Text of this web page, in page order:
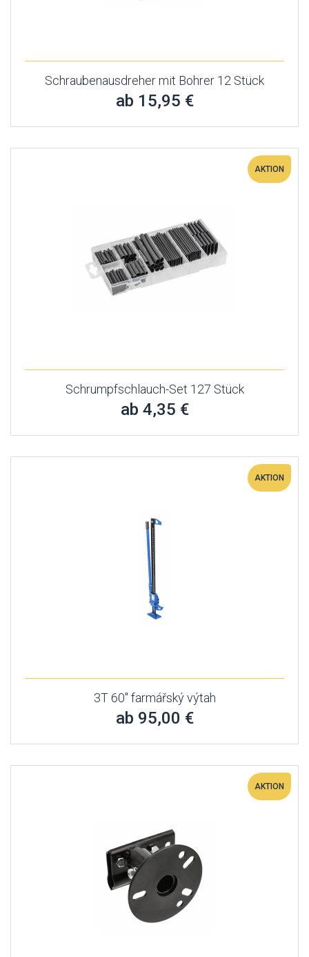
Schraubenausdreher mit Bohrer 12 Stück
ab 15,95 €
AKTION
Schrumpfschlauch-Set 127 Stück
ab 4,35 €
AKTION
3T 60" farmářský výtah
ab 95,00 €
AKTION